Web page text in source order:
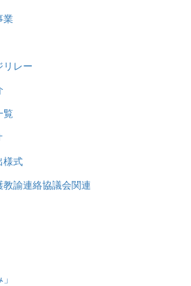
業
リレー
覧
様式
教諭連絡協議会関連